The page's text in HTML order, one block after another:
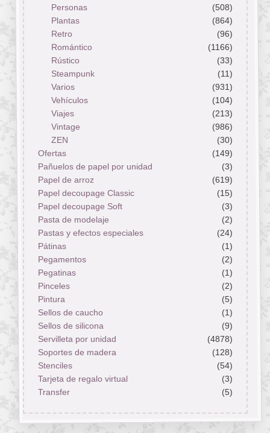
Personas
(508)
Plantas
(864)
Retro
(96)
Romántico
(1166)
Rústico
(33)
Steampunk
(11)
Varios
(931)
Vehículos
(104)
Viajes
(213)
Vintage
(986)
ZEN
(30)
Ofertas
(149)
Pañuelos de papel por unidad
(3)
Papel de arroz
(619)
Papel decoupage Classic
(15)
Papel decoupage Soft
(3)
Pasta de modelaje
(2)
Pastas y efectos especiales
(24)
Pátinas
(1)
Pegamentos
(2)
Pegatinas
(1)
Pinceles
(2)
Pintura
(5)
Sellos de caucho
(1)
Sellos de silicona
(9)
Servilleta por unidad
(4878)
Soportes de madera
(128)
Stenciles
(54)
Tarjeta de regalo virtual
(3)
Transfer
(5)